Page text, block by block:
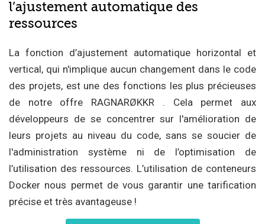
l’ajustement automatique des
ressources
La fonction d’ajustement automatique horizontal et
vertical, qui n'implique aucun changement dans le code
des projets, est une des fonctions les plus précieuses
de notre offre RAGNARØKKR . Cela permet aux
développeurs de se concentrer sur l'amélioration de
leurs projets au niveau du code, sans se soucier de
l'administration système ni de l’optimisation de
l’utilisation des ressources. L’utilisation de conteneurs
Docker nous permet de vous garantir une tarification
précise et très avantageuse !